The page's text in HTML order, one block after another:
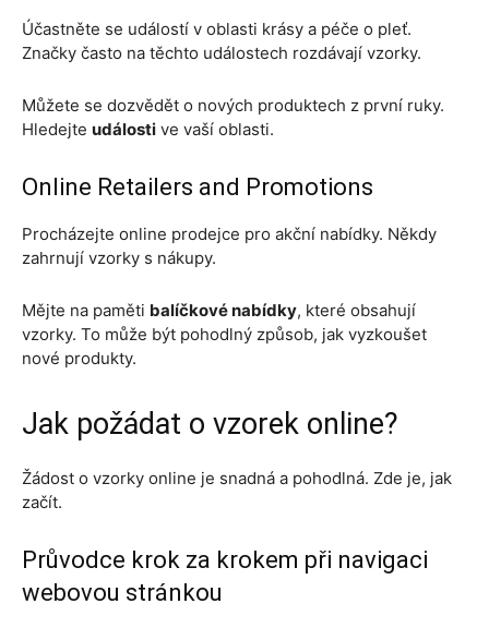
Účastněte se událostí v oblasti krásy a péče o pleť.
Značky často na těchto událostech rozdávají vzorky.
Můžete se dozvědět o nových produktech z první ruky.
Hledejte události ve vaší oblasti.
Online Retailers and Promotions
Procházejte online prodejce pro akční nabídky. Někdy
zahrnují vzorky s nákupy.
Mějte na paměti balíčkové nabídky, které obsahují
vzorky. To může být pohodlný způsob, jak vyzkoušet
nové produkty.
Jak požádat o vzorek online?
Žádost o vzorky online je snadná a pohodlná. Zde je, jak
začít.
Průvodce krok za krokem při navigaci
webovou stránkou